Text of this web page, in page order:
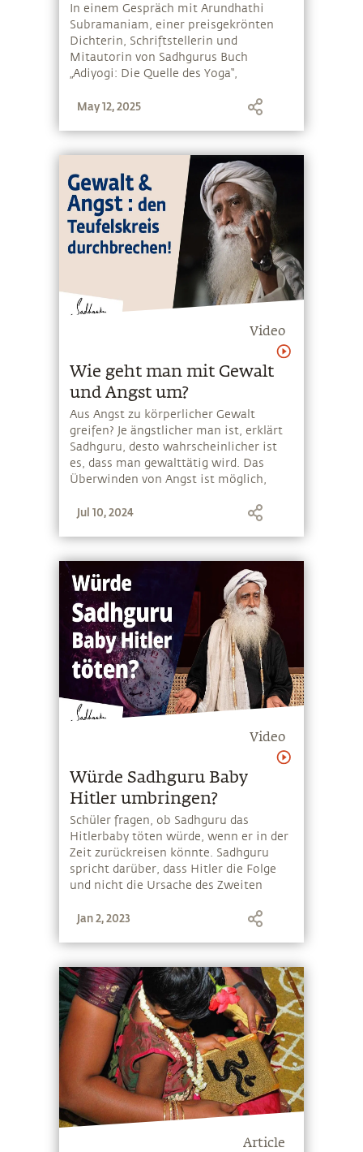
Gewalt in der Welt?
In einem Gespräch mit Arundhathi
Subramaniam, einer preisgekrönten
Dichterin, Schriftstellerin und
Mitautorin von Sadhgurus Buch
„Adiyogi: Die Quelle des Yoga“,
dem Publikum
May 12, 2025
Video
Wie geht man mit Gewalt
und Angst um?
Aus Angst zu körperlicher Gewalt
greifen? Je ängstlicher man ist, erklärt
Sadhguru, desto wahrscheinlicher ist
es, dass man gewalttätig wird. Das
Überwinden von Angst ist möglich,
eigene Körperlichkeit hinausgeht und
Kampfsport, erreicht
Jul 10, 2024
Video
Würde Sadhguru Baby
Hitler umbringen?
Schüler fragen, ob Sadhguru das
Hitlerbaby töten würde, wenn er in der
Zeit zurückreisen könnte. Sadhguru
spricht darüber, dass Hitler die Folge
und nicht die Ursache des Zweiten
Jan 2, 2023
Article